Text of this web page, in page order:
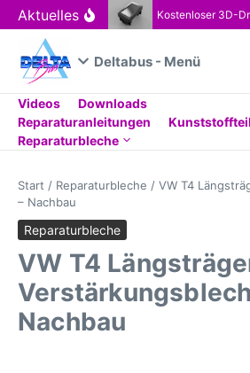
Zum Inhalt springen
Aktuelles Kostenloser 3D-
Deltabus - Menü
Videos
Downloads
Reparaturanleitungen
Reparaturbleche
Start / Reparaturbleche / VW T4
– Nachbau
Reparaturbleche
VW T4
Nachbau